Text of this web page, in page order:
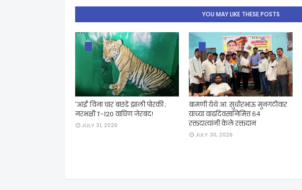
YOU MAY LIKE THESE POSTS
'आई' विना चार बछडे झाली पोरकी ;
नरभक्षी T-120 वाघिण जेरबंद!
JULY 31, 2026
बामणी येथे आ. सुधीरभाऊ मुनगंटीवार
यांच्या वाढदिवसानिमित्त ६४
रक्तदात्यांनी केले रक्तदान
JULY 30, 2026